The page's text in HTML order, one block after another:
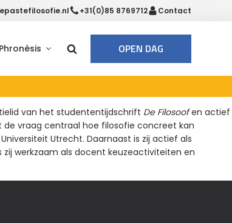
+31(0)85 8769712 Contact
Phronèsis OPEN DAG
van het studententijdschrift De Filosoofen actief
de vraag centraal hoe filosofie concreet kan
Utrecht. Daarnaast is zij actief als
zij werkzaam als docent keuzeactiviteiten en